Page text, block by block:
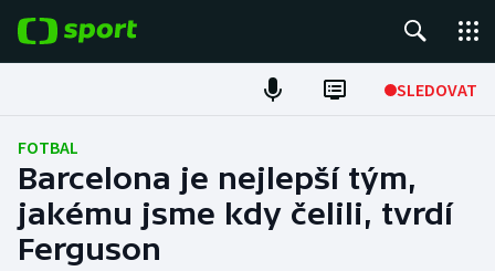
SLEDOVAT
ME v atletice
ME v plavání
Fotbal
FOTBAL
Barcelona je nejlepší tým,
jakému jsme kdy čelili, tvrdí
Ferguson